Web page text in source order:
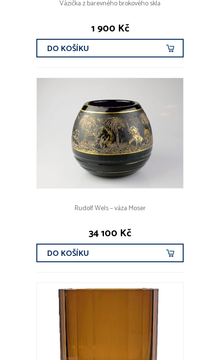
Vázička z barevného brokového skla
1 900 Kč
DO KOŠÍKU
Rudolf Wels – váza Moser
34 100 Kč
DO KOŠÍKU